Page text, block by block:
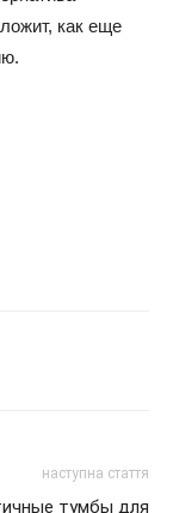
как еще
наступна стаття
тумбы для